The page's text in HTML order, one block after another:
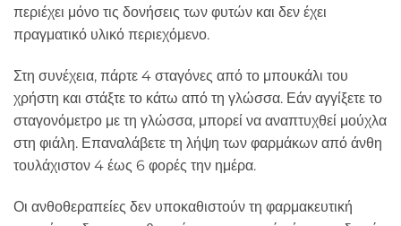
περιέχει μόνο τις δονήσεις των φυτών και δεν έχει
πραγματικό υλικό περιεχόμενο.
Στη συνέχεια, πάρτε 4 σταγόνες από το μπουκάλι του
χρήστη και στάξτε το κάτω από τη γλώσσα. Εάν αγγίξετε το
σταγονόμετρο με τη γλώσσα, μπορεί να αναπτυχθεί μούχλα
στη φιάλη. Επαναλάβετε τη λήψη των φαρμάκων από άνθη
τουλάχιστον 4 έως 6 φορές την ημέρα.
Οι ανθοθεραπείες δεν υποκαθιστούν τη φαρμακευτική